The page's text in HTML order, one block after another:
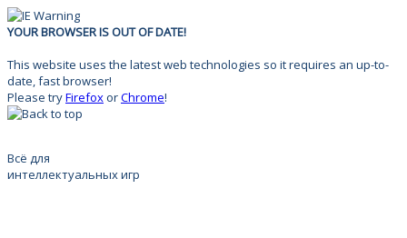
YOUR BROWSER IS OUT OF DATE!
This website uses the latest web technologies so it requires an up-to-
date, fast browser!
Please tryFirefoxorChrome!
Всё для
интеллектуальных игр